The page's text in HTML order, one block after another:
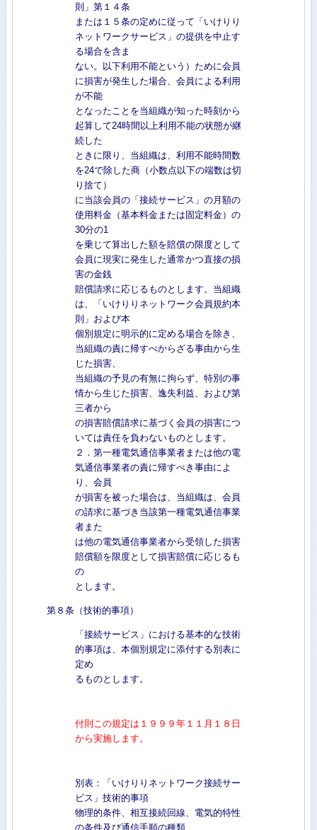
則」第１４条
または１５条の定めに従って「いけりり
ネットワークサービス」の提供を中止す
る場合を含ま
ない。以下利用不能という）ために会員
に損害が発生した場合、会員による利用
が不能
となったことを当組織が知った時刻から
起算して24時間以上利用不能の状態が継
続した
ときに限り、当組織は、利用不能時間数
を24で除した商（小数点以下の端数は切
り捨て）
に当該会員の「接続サービス」の月額の
使用料金（基本料金または固定料金）の
30分の1
を乗じて算出した額を賠償の限度として
会員に現実に発生した通常かつ直接の損
害の金銭
賠償請求に応じるものとします。当組織
は、「いけりりネットワーク会員規約本
則」および本
個別規定に明示的に定める場合を除き、
当組織の責に帰すべからざる事由から生
じた損害、
当組織の予見の有無に拘らず、特別の事
情から生じた損害、逸失利益、および第
三者から
の損害賠償請求に基づく会員の損害につ
いては責任を負わないものとします。
２．第一種電気通信事業者または他の電
気通信事業者の責に帰すべき事由によ
り、会員
が損害を被った場合は、当組織は、会員
の請求に基づき当該第一種電気通信事業
者また
は他の電気通信事業者から受領した損害
賠償額を限度として損害賠償に応じるも
の
とします。
第８条（技術的事項）
「接続サービス」における基本的な技術
的事項は、本個別規定に添付する別表に
定め
るものとします。
付則この規定は１９９９年１１月１８日
から実施します。
別表：「いけりりネットワーク接続サー
ビス」技術的事項
物理的条件、相互接続回線、電気的特性
の条件及び通信手順の種類